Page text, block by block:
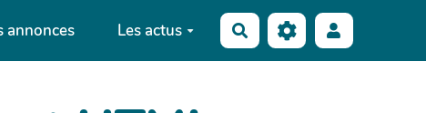
annonces Les actus Rechercher